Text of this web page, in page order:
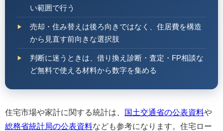
い範囲で行う
売却・住み替えは後ろ向きではなく、住居費を構造
から見直す前向きな選択肢
判断に迷うときは、借り換え診断・査定・FP相談な
ど無料で使える材料から数字を集める
住宅市場や家計に関する統計は、 国土交通省の公表資料や
総務省統計局の公表資料なども参考になります。住宅ロー